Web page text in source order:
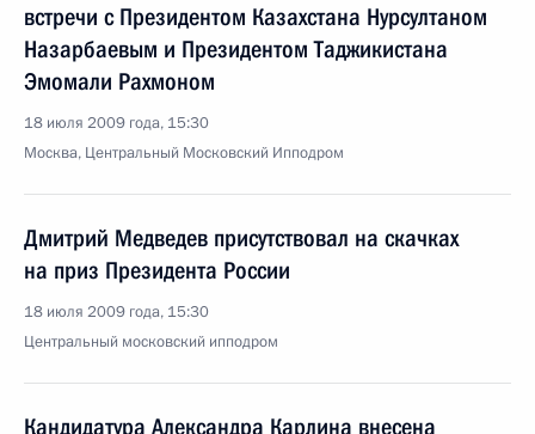
встречи с Президентом Казахстана Нурсултаном
Назарбаевым и Президентом Таджикистана
Эмомали Рахмоном
18 июля 2009 года, 15:30
Москва, Центральный Московский Ипподром
Дмитрий Медведев присутствовал на скачках
на приз Президента России
18 июля 2009 года, 15:30
Центральный московский ипподром
Кандидатура Александра Карлина внесена